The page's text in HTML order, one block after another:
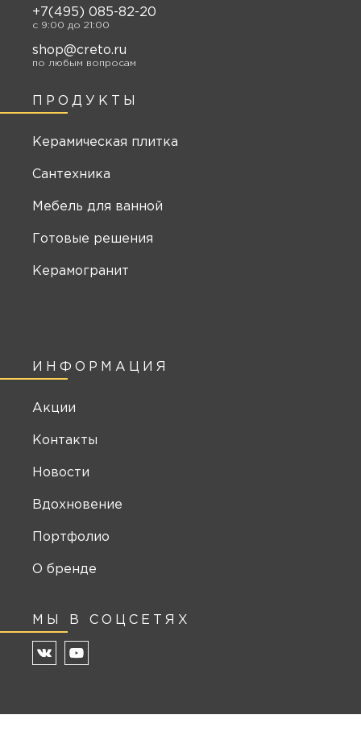
ИНФОРМАЦИЯ
Акции
Контакты
Новости
Вдохновение
Портфолио
О бренде
МЫ В СОЦСЕТЯХ
ПРОДУКТЫ
Керамическая плитка
Сантехника
Мебель для ванной
Готовые решения
Керамогранит
+7(495) 085-82-20
c 9:00 до 21:00
shop@creto.ru
по любым вопросам